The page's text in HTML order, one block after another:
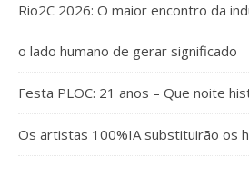
Rio2C 2026: O maior encontro da
o lado humano de gerar significado
Festa PLOC: 21 anos – Que noite
Os artistas 100%IA substituirão os